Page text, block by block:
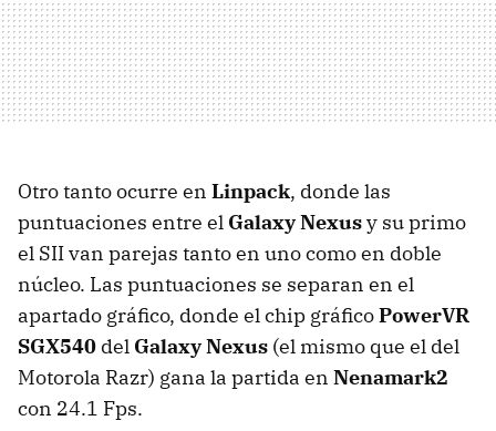
Otro tanto ocurre en Linpack, donde las
puntuaciones entre el Galaxy Nexusy su primo
el SIIvan parejas tanto en uno como en doble
núcleo. Las puntuaciones se separan en el
apartado gráfico, donde el chip gráficoPowerVR
SGX540 del Galaxy Nexus (el mismo que el del
Motorola Razr) gana la partida en Nenamark2
con 24.1 Fps.